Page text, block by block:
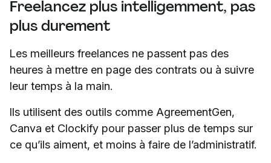
Freelancez plus intelligemment, pas
plus durement
Les meilleurs freelances ne passent pas des
heures à mettre en page des contrats ou à suivre
leur temps à la main.
Ils utilisent des outils comme AgreementGen,
Canva et Clockify pour passer plus de temps sur
ce qu’ils aiment, et moins à faire de l’administratif.